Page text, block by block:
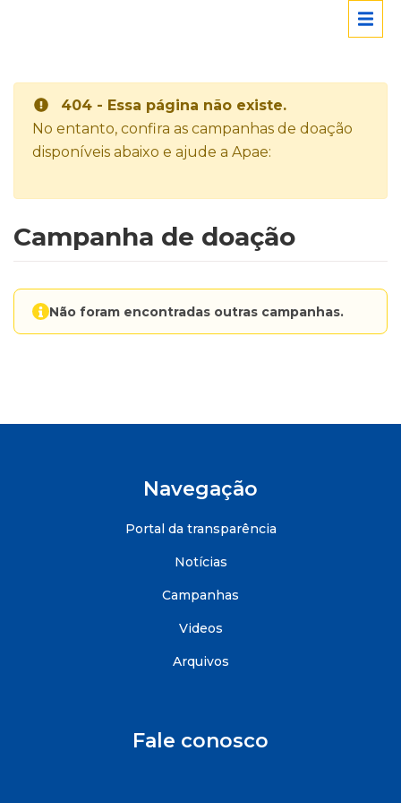
404 - Essa página não existe.
No entanto, confira as campanhas de doação
disponíveis abaixo e ajude a Apae:
Campanha de doação
Não foram encontradas outras campanhas.
Navegação
Portal da transparência
Notícias
Campanhas
Videos
Arquivos
Fale conosco